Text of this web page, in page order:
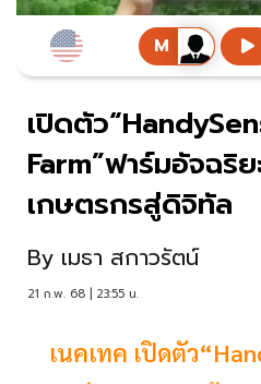
เปิดตัว
Farm”ฟาร์มอัจฉริ
เกษตรกรสู่ดิจิทัล
By เมธา สกาวรัตน์
21 ก.พ. 68 | 23:55 น.
เนคเทค เปิดตัว